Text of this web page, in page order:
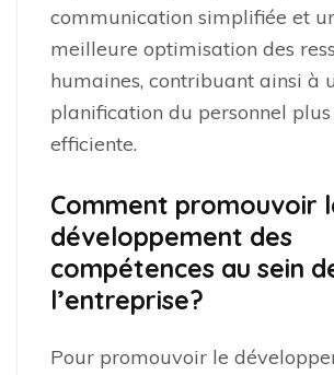
communication simplifiée et
meilleure optimisation des
humaines, contribuant ainsi à
planification du personnel
efficiente.
Comment promouvoir
développement des
compétences au sein
l’entreprise?
Pour promouvoir le